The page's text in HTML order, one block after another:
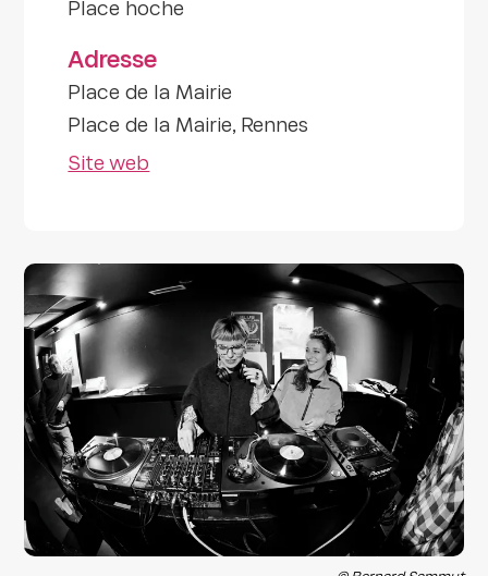
Place hoche
Adresse
Place de la Mairie
Place de la Mairie, Rennes
Site web